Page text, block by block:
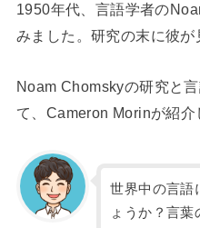
1950年代、言語学者の
みました。研究の末に彼が
Noam Chomskyの研究と
て、Cameron Morinが紹介
世界中の言語
ょうか？言葉